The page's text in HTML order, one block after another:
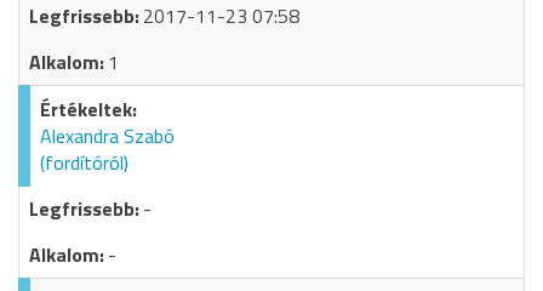
2017-11-23 07:58
1
Alexandra Szabó
(fordítóról)
-
-